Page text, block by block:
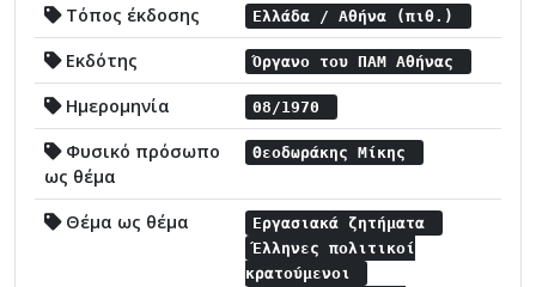
Τόπος έκδοσης Ελλάδα / Αθήνα (πιθ.)
Εκδότης Όργανο του ΠΑΜ Αθήνας
Ημερομηνία 08/1970
Φυσικό πρόσωπο
ως θέμα
Θεοδωράκης Μίκης
Θέμα ως θέμα
Εργασιακά ζητήματα
Έλληνες πολιτικοί
κρατούμενοι